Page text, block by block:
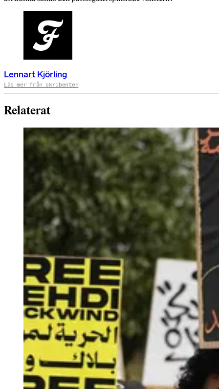
Lennart Kjörling
Läs mer från skribenten
Relaterat